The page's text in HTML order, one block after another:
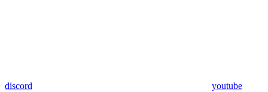
discord youtube